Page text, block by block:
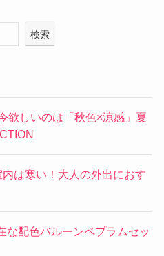
検索
欲しいのは「秋色×涼感」夏
内は寒い！大人の外出におす
な配色バルーンペプラムセッ